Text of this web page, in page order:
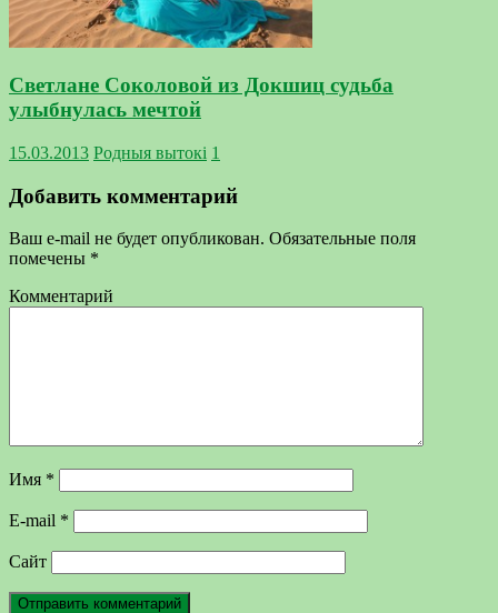
Светлане Соколовой из Докшиц судьба
улыбнулась мечтой
15.03.2013 Родныя вытокi 1
Добавить комментарий
Ваш e-mail не будет опубликован. Обязательные поля
помечены *
Комментарий
Имя *
E-mail *
Сайт